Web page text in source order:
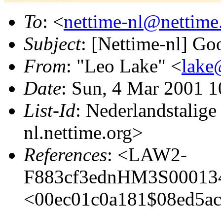
To: <nettime-
Subject: [Nettime-nl]
From: "Leo Lake" <
Date: Sun, 4 Mar 2001
List-Id:
nl.nettime.org>
References: <LAW2-